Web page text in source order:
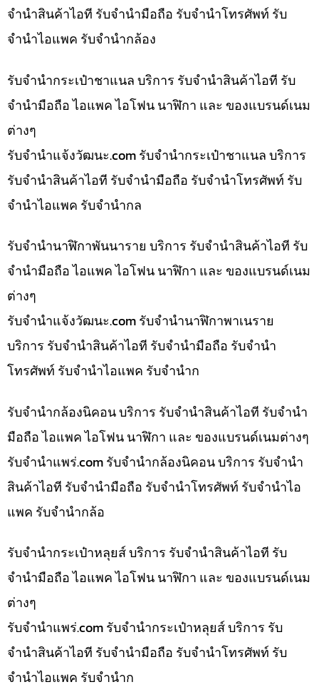
จำนำสินค้าไอที รับจำนำมือถือ รับจำนำโทรศัพท์ รับ
จำนำไอแพค รับจำนำกล้อง
รับจำนำกระเป๋าชาแนล บริการ รับจำนำสินค้าไอที รับ
จำนำมือถือ ไอแพค ไอโฟน นาฬิกา และ ของแบรนด์เนม
ต่างๆ
รับจํานําแจ้งวัฒนะ.com รับจำนำกระเป๋าชาแนล บริการ
รับจำนำสินค้าไอที รับจำนำมือถือ รับจำนำโทรศัพท์ รับ
จำนำไอแพค รับจำนำกล
รับจำนำนาฬิกาพันนาราย บริการ รับจำนำสินค้าไอที รับ
จำนำมือถือ ไอแพค ไอโฟน นาฬิกา และ ของแบรนด์เนม
ต่างๆ
รับจํานําแจ้งวัฒนะ.com รับจำนำนาฬิกาพาเนราย
บริการ รับจำนำสินค้าไอที รับจำนำมือถือ รับจำนำ
โทรศัพท์ รับจำนำไอแพค รับจำนำก
รับจำนำกล้องนิคอน บริการ รับจำนำสินค้าไอที รับจำนำ
มือถือ ไอแพค ไอโฟน นาฬิกา และ ของแบรนด์เนมต่างๆ
รับจํานําแพร่.com รับจำนำกล้องนิคอน บริการ รับจำนำ
สินค้าไอที รับจำนำมือถือ รับจำนำโทรศัพท์ รับจำนำไอ
แพค รับจำนำกล้อ
รับจำนำกระเป๋าหลุยส์ บริการ รับจำนำสินค้าไอที รับ
จำนำมือถือ ไอแพค ไอโฟน นาฬิกา และ ของแบรนด์เนม
ต่างๆ
รับจํานําแพร่.com รับจำนำกระเป๋าหลุยส์ บริการ รับ
จำนำสินค้าไอที รับจำนำมือถือ รับจำนำโทรศัพท์ รับ
จำนำไอแพค รับจำนำก